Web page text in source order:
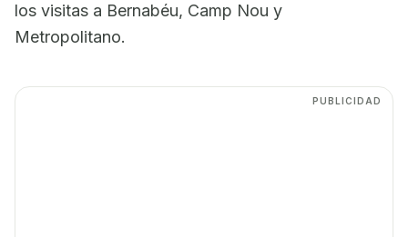
los visitas a Bernabéu, Camp Nou y
Metropolitano.
PUBLICIDAD